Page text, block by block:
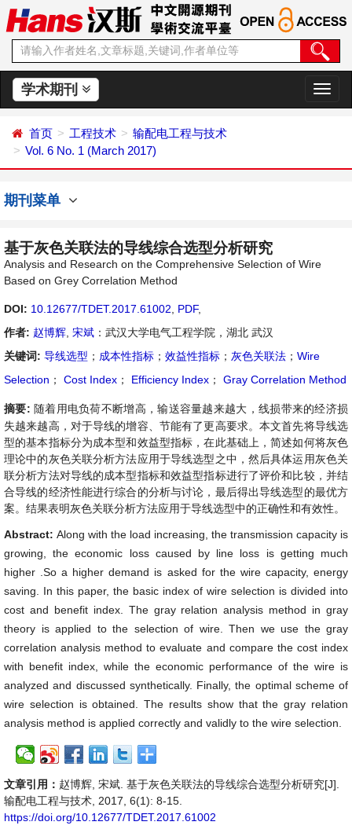
学术期刊
切
换
首页 工程技术
输配电工程与技术
Vol. 6 No. 1 (March 2017)
期刊菜单
基于灰色关联法的导线综合选型分析研究
Analysis and Research on the Comprehensive Selection of Wire
Based on Grey Correlation Method
DOI: 10.12677/TDET.2017.61002 PDF,
作者: 赵博辉 宋斌 ：武汉大学电气工程学院，湖北 武汉
关键词: 导线选型 ； 成本性指标 ； 效益性指标 ； 灰色关联法 ； Wire
Selection ； Cost Index ； Efficiency Index ； Gray Correlation Method
摘要: 随着用电负荷不断增高，输送容量越来越大，线损带来的经济损
失越来越高，对于导线的增容、节能有了更高要求。本文首先将导线选
型的基本指标分为成本型和效益型指标，在此基础上，简述如何将灰色
理论中的灰色关联分析方法应用于导线选型之中，然后具体运用灰色关
联分析方法对导线的成本型指标和效益型指标进行了评价和比较，并结
合导线的经济性能进行综合的分析与讨论，最后得出导线选型的最优方
案。结果表明灰色关联分析方法应用于导线选型中的正确性和有效性。
Abstract: Along with the load increasing, the transmission capacity is
growing, the economic loss caused by line loss is getting much
higher .So a higher demand is asked for the wire capacity, energy
saving. In this paper, the basic index of wire selection is divided into
cost and benefit index. The gray relation analysis method in gray
theory is applied to the selection of wire. Then we use the gray
correlation analysis method to evaluate and compare the cost index
with benefit index, while the economic performance of the wire is
analyzed and discussed synthetically. Finally, the optimal scheme of
wire selection is obtained. The results show that the gray relation
analysis method is applied correctly and validly to the wire selection.
文章引用： 赵博辉, 宋斌. 基于灰色关联法的导线综合选型分析研究[J].
输配电工程与技术, 2017, 6(1): 8-15.
https://doi.org/10.12677/TDET.2017.61002